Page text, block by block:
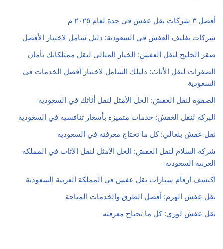
أفضل ٣ شركات نقل عفش في جدة لعام ٢٠٢٥ م
شركات تغليف العفش في السعودية: دليل شامل لاختيار الأفضل
صقر الخليج لنقل العفش: الخيار المثالي لنقل ممتلكاتك بأمان
الصفرات لنقل الأثاث: دليلك الشامل لاختيار أفضل الخدمات في
السعودية
الصفوة لنقل العفش: الحل الأمثل لنقل أثاثك في السعودية
البركة لنقل العفش: خدمات متميزة بأسعار تنافسية في السعودية
نقل عفش بنغالي: كل ما تحتاج معرفته في السعودية
شركة السلام لنقل العفش: الحل الأمثل لنقل الأثاث في المملكة
العربية السعودية
اكتشف ارقام سيارات نقل عفش في المملكة العربية السعودية
نقل عفش الهرم: أفضل الطرق والخدمات المتاحة
نقل عفش لوري: كل ما تحتاج معرفته